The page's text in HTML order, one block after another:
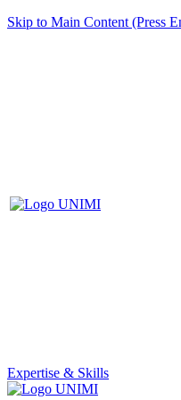
Skip to Main Content (Press
Expertise & Skills